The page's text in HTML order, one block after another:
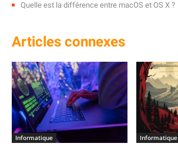
Quelle est la différence entre macOS et OS X ?
Articles connexes
Informatique Informatique